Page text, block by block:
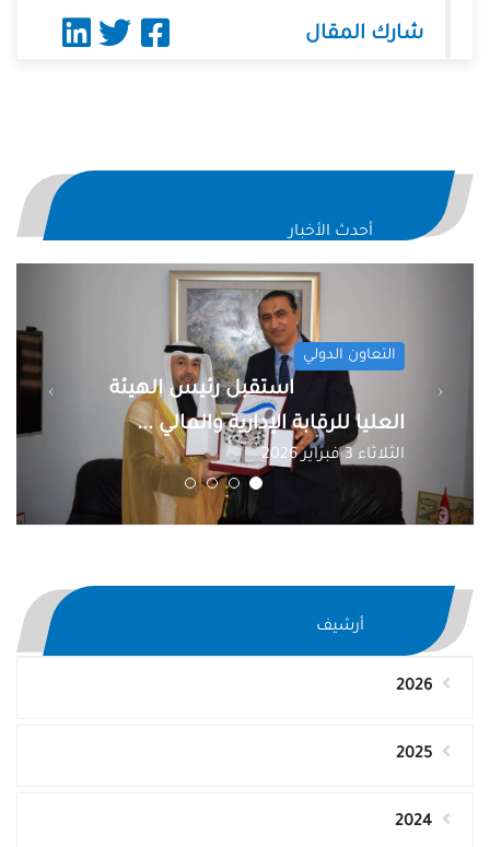
شارك المقال
أحدث الأخبار
التعاون الدولي
استقبل رئيس الهيئة
العليا للرقابة الإدارية والمالي ...
الثلاثاء 3 فبراير 2026
أرشيف
2026
2025
2024